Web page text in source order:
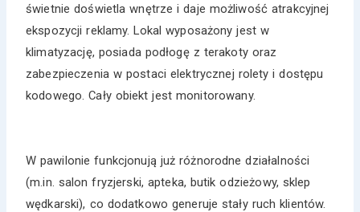
świetnie doświetla wnętrze i daje możliwość atrakcyjnej
ekspozycji reklamy. Lokal wyposażony jest w
klimatyzację, posiada podłogę z terakoty oraz
zabezpieczenia w postaci elektrycznej rolety i dostępu
kodowego. Cały obiekt jest monitorowany.
W pawilonie funkcjonują już różnorodne działalności
(m.in. salon fryzjerski, apteka, butik odzieżowy, sklep
wędkarski), co dodatkowo generuje stały ruch klientów.